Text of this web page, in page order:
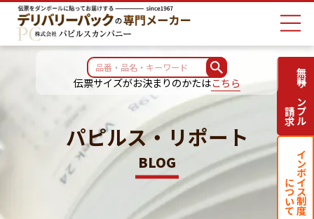
伝票サイズがお決まりのかたはこちら
パピルス・リポート
BLOG
無料サンプル
請求
インボイス制度
について